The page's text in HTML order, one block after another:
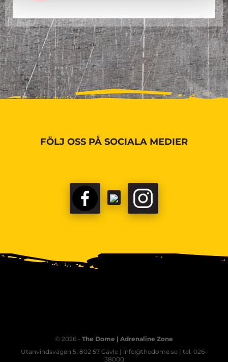
FÖLJ OSS PÅ SOCIALA MEDIER
© 2026 - The Dome | Adrenaline Zone
Utanvindsvägen 5, 802 57 Gävle | info@thedome.se | tel. 026-
38000